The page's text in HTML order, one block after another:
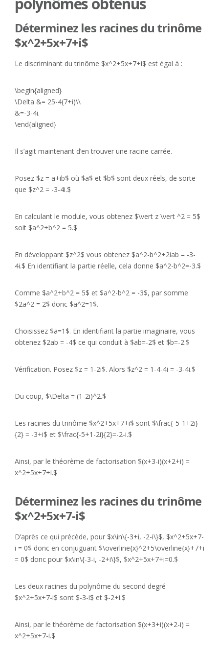
Déterminez les racines du trinôme
$x^2+5x+7+i$
Le discriminant du trinôme $x^2+5x+7+i$ est égal à :
\begin{aligned}
\Delta &= 25-4(7+i)\\
&=-3-4i.
\end{aligned}
Il s’agit maintenant d’en trouver une racine carrée.
Posez $z = a+ib$ où $a$ et $b$ sont deux réels, de sorte
que $z^2 = -3-4i.$
En calculant le module, vous obtenez $\vert z \vert ^2 = 5$
soit $a^2+b^2 = 5.$
En développant $z^2$ vous obtenez $a^2-b^2+2iab = -3-
4i.$ En identifiant la partie réelle, cela donne $a^2-b^2=-3.$
Comme $a^2+b^2 = 5$ et $a^2-b^2 = -3$, par somme
$2a^2 = 2$ donc $a^2=1$.
Choisissez $a=1$. En identifiant la partie imaginaire, vous
obtenez $2ab = -4$ ce qui conduit à $ab=-2$ et $b=-2.$
Vérification. Posez $z = 1-2i$. Alors $z^2 = 1-4-4i = -3-4i.$
Du coup, $\Delta = (1-2i)^2.$
Les racines du trinôme $x^2+5x+7+i$ sont $\frac{-5-1+2i}
{2} = -3+i$ et $\frac{-5+1-2i}{2}=-2-i.$
Ainsi, par le théorème de factorisation $(x+3-i)(x+2+i) =
x^2+5x+7+i.$
Déterminez les racines du trinôme
$x^2+5x+7-i$
D’après ce qui précède, pour $x\in\{-3+i, -2-i\}$, $x^2+5x+7-
i = 0$ donc en conjuguant $\overline{x}^2+5\overline{x}+7+i
= 0$ donc pour $x\in\{-3-i, -2+i\}$, $x^2+5x+7+i=0.$
Les deux racines du polynôme du second degré
$x^2+5x+7-i$ sont $-3-i$ et $-2+i.$
Ainsi, par le théorème de factorisation $(x+3+i)(x+2-i) =
x^2+5x+7-i.$